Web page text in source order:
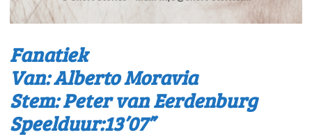
Fanatiek
Van: Alberto Moravia
Stem: Peter van Eerdenburg
Speelduur:13’07”